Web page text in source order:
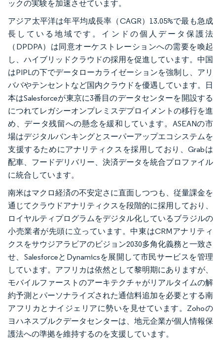
ックの実験を加速させています。
アジア太平洋は年平均成長率（CAGR）13.05%で最も急成
長している地域です。インドの個人データ保護法
（DPDPA）は同意オーケストレーションへの需要を喚起
し、ハイブリッドクラウドの採用を促進しています。中国
はPIPLの下でデータローカライゼーションを強制し、アリ
ババやテンセントなど国内クラウドを優遇しています。日
本はSalesforceが東京に3番目のデータセンターを開設する
につれてレガシーオンプレミスデプロイメントの移行を進
め、データ残留への懸念を緩和しています。ASEANの市
場はデジタルバンキングとスーパーアップエコシステムを
支援するためにアナリティクスを採用しており、Grabは
配車、フードデリバリー、決済データを統合プロファイル
に統合しています。
南米はマクロ経済の不安定さに直面しつつも、従量課金を
通じてクラウドアナリティクスを段階的に採用しており、
ロイヤルティプログラムをデジタル化しているブラジルの
小売業者が先頭に立っています。中東はCRMアナリティ
クスをサウジアラビアのビジョン2030多角化義務と一致さ
せ、SalesforceとDynamicsを展開して市民サービスを管理
しています。アフリカは依然として黎明期にありますが、
モバイルファーストのアーキテクチャがリアルタイムの解
約予測とパーソナライズされた通信料追加を必要とする南
アフリカとナイジェリアに勢いを見せています。Zohoの
ヨハネスブルクデータセンターは、地元企業が個人情報保
護法への準拠を維持するのを支援しています。